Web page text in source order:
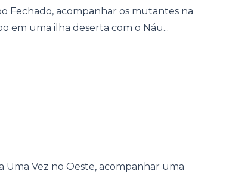
Fechado, acompanhar os mutantes na
em uma ilha deserta com o Náu...
Uma Vez no Oeste, acompanhar uma